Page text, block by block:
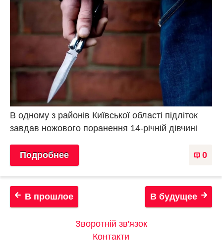
В одному з районів Київської області підліток
завдав ножового поранення 14-річній дівчині
0
Подробнее
В будущее
В прошлое
Зворотній зв'язок
Контакти